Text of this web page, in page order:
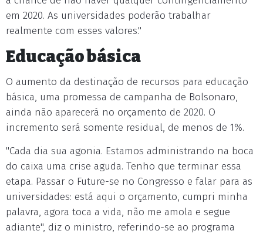
em 2020. As universidades poderão trabalhar
realmente com esses valores."
Educação básica
O aumento da destinação de recursos para educação
básica, uma promessa de campanha de Bolsonaro,
ainda não aparecerá no orçamento de 2020. O
incremento será somente residual, de menos de 1%.
"Cada dia sua agonia. Estamos administrando na boca
do caixa uma crise aguda. Tenho que terminar essa
etapa. Passar o Future-se no Congresso e falar para as
universidades: está aqui o orçamento, cumpri minha
palavra, agora toca a vida, não me amola e segue
adiante", diz o ministro, referindo-se ao programa